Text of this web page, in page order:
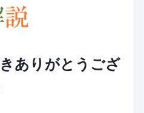
ありがとうござ